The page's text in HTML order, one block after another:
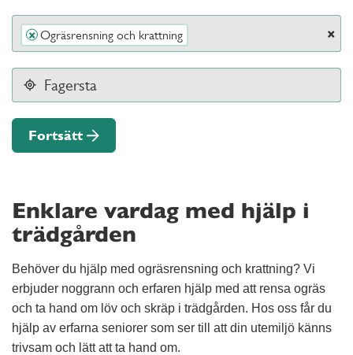
×
× Ogräsrensning och krattning
Fortsätt
Enklare vardag med hjälp i
trädgården
Behöver du hjälp med ogräsrensning och krattning? Vi
erbjuder noggrann och erfaren hjälp med att rensa ogräs
och ta hand om löv och skräp i trädgården. Hos oss får du
hjälp av erfarna seniorer som ser till att din utemiljö känns
trivsam och lätt att ta hand om.